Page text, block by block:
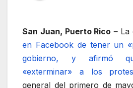
San Juan, Puerto Rico – La
en Facebook de tener un
gobierno, y afirmó
«exterminar» a los
general del primero de